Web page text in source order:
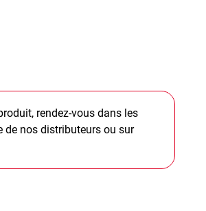
rendez-vous dans les
de nos distributeurs ou sur